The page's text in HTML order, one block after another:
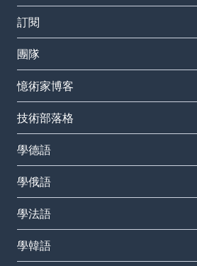
訂閱
團隊
憶術家博客
技術部落格
學德語
學俄語
學法語
學韓語